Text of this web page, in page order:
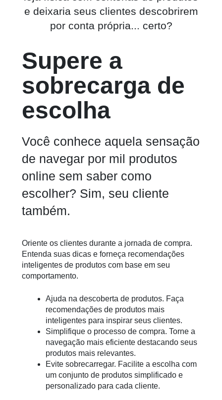
e deixaria seus clientes descobrirem
por conta própria... certo?
Supere a
sobrecarga de
escolha
Você conhece aquela sensação
de navegar por mil produtos
online sem saber como
escolher? Sim, seu cliente
também.
Oriente os clientes durante a jornada de compra.
Entenda suas dicas e forneça recomendações
inteligentes de produtos com base em seu
comportamento.
Ajuda na descoberta de produtos. Faça
recomendações de produtos mais
inteligentes para inspirar seus clientes.
Simplifique o processo de compra. Torne a
navegação mais eficiente destacando seus
produtos mais relevantes.
Evite sobrecarregar. Facilite a escolha com
um conjunto de produtos simplificado e
personalizado para cada cliente.